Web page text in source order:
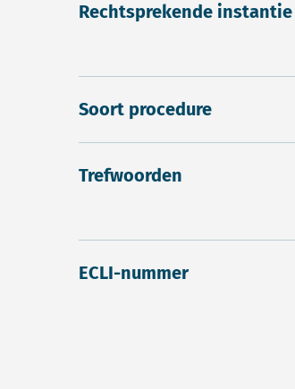
Rechtsprekende instantie
Soort procedure
Trefwoorden
ECLI-nummer